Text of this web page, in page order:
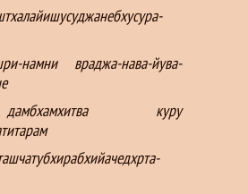
намни враджа-нава-йува-
куру